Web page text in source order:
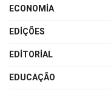
ECONOMIA
EDIÇÕES
EDITORIAL
EDUCAÇÃO